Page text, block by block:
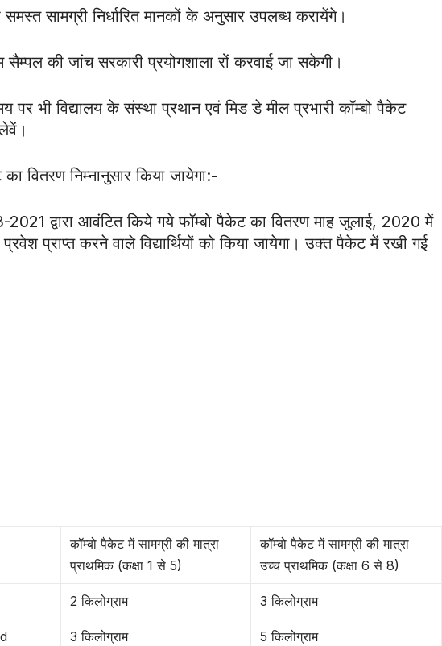
सामग्री निर्धारित मानकों के अनुसार उपलब्ध करायेंगे।
सैम्पल की जांच सरकारी प्रयोगशाला रों करवाई जा सकेगी।
पर भी विद्यालय के संस्था प्रथान एवं मिड डे मील प्रभारी कॉम्बो पैकेट
वितरण निम्नानुसार किया जायेगा:-
द्वारा आवंटित किये गये फॉम्बो पैकेट का वितरण माह जुलाई, 2020 में
प्राप्त करने वाले विद्यार्थियों को किया जायेगा। उक्त पैकेट में रखी गई
कॉम्बो पैकेट में सामग्री की मात्रा
प्राथमिक (कक्षा 1 से 5)
कॉम्बो पैकेट में सामग्री की मात्रा
उच्च प्राथमिक (कक्षा 6 से 8)
2 किलोग्राम 3 किलोग्राम
3 किलोग्राम 5 किलोग्राम